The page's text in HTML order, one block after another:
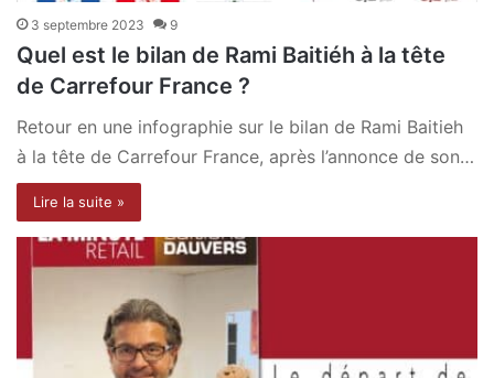
3 septembre 2023 9
Quel est le bilan de Rami Baitiéh à la tête
de Carrefour France ?
Retour en une infographie sur le bilan de Rami Baitieh
à la tête de Carrefour France, après l’annonce de son…
Lire la suite »